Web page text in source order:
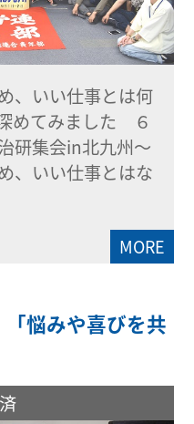
、いい仕事とは何
めてみました ６
研集会in北九州～
、いい仕事とはな
MORE
「悩みや喜びを共